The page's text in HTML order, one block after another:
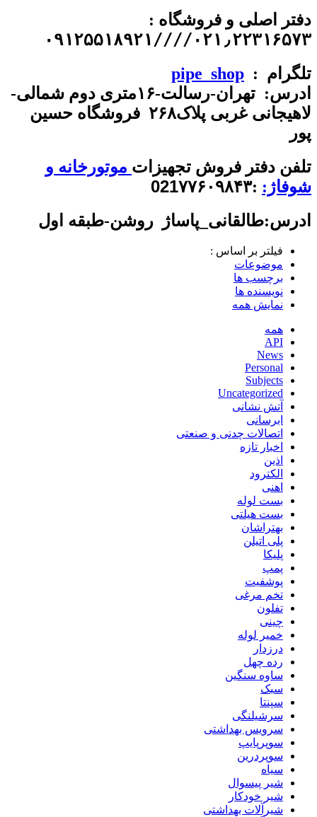
دفتر اصلی و فروشگاه :
۰۲۱٫۲۲۳۱۶۵۷۳////۰۹۱۲۵۵۱۸۹۲۱
تلگرام : pipe_shop
ادرس: تهران-رسالت-۱۶متری دوم شمالی-
لاهیجانی غربی پلاک۲۶۸ فروشگاه حسین
پور
تلفن دفتر فروش تجهیزات موتورخانه و
شوفاژ: :
021۷۷۶۰۹۸۴۳
ادرس:طالقانی_پاساژ روشن-طبقه اول
فیلتر بر اساس :
موضوعات
برچسب ها
نویسنده ها
نمایش همه
همه
API
News
Personal
Subjects
Uncategorized
آتش نشانی
ابرسانی
اتصالات چدنی و صنعتی
اخبار تازه
اذین
الکترود
اهنی
بست لوله
بست هیلتی
بهتراشان
پلی اتیلن
پلیکا
پمپ
پوشفیت
تخم مرغی
تفلون
چینی
خمیر لوله
درزدار
رده چهل
ساوه سنگین
سبک
سپنتا
سرشیلنگی
سرویس بهداشتی
سوپرپایپ
سوپردرین
سیاه
شیر پیسوال
شیر خودکار
شیرآلات بهداشتی